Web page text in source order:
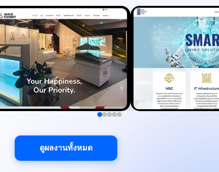
ดูผลงานทั้งหมด